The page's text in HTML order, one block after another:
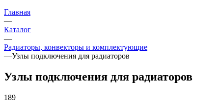
Главная
—
Каталог
—
Радиаторы, конвекторы и комплектующие
—Узлы подключения для радиаторов
Узлы подключения для радиаторов
189